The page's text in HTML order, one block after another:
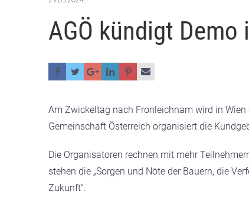
AGÖ kündigt Demo
Am Zwickeltag nach Fronleichnam wird in
Gemeinschaft Österreich organisiert die
Die Organisatoren rechnen mit mehr
stehen die „Sorgen und Nöte der Bauern, die
Zukunft“.